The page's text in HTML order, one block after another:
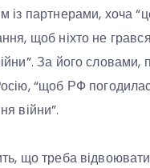
із партнерами, хоча
щоб ніхто не грався
За його
“щоб РФ
війни”.
що треба